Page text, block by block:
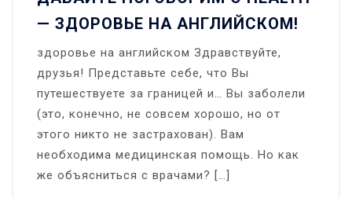
— ЗДОРОВЬЕ НА АНГЛИЙСКОМ!
здоровье на английском Здравствуйте,
друзья! Представьте себе, что Вы
путешествуете за границей и… Вы заболели
(это, конечно, не совсем хорошо, но от
этого никто не застрахован). Вам
необходима медицинская помощь. Но как
же объясниться с врачами? […]